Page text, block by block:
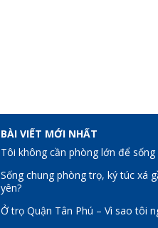
BÀI VIẾT MỚI NHẤT
Tôi không cần phòng lớn để
Sống chung phòng trọ, ký túc xá
yên?
Ở trọ Quận Tân Phú – Vì sao tôi